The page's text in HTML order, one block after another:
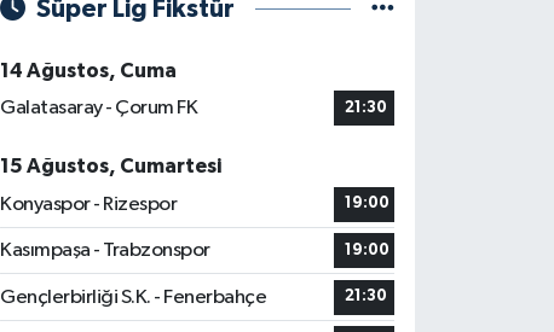
Süper Lig Fikstür
14 Ağustos, Cuma
Galatasaray - Çorum FK
21:30
15 Ağustos, Cumartesi
Konyaspor - Rizespor
19:00
Kasımpaşa - Trabzonspor 19:00
Gençlerbirliği S.K. - Fenerbahçe 21:30